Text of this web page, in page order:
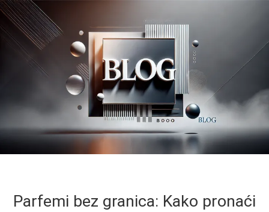
Parfemi bez granica: Kako pronaći